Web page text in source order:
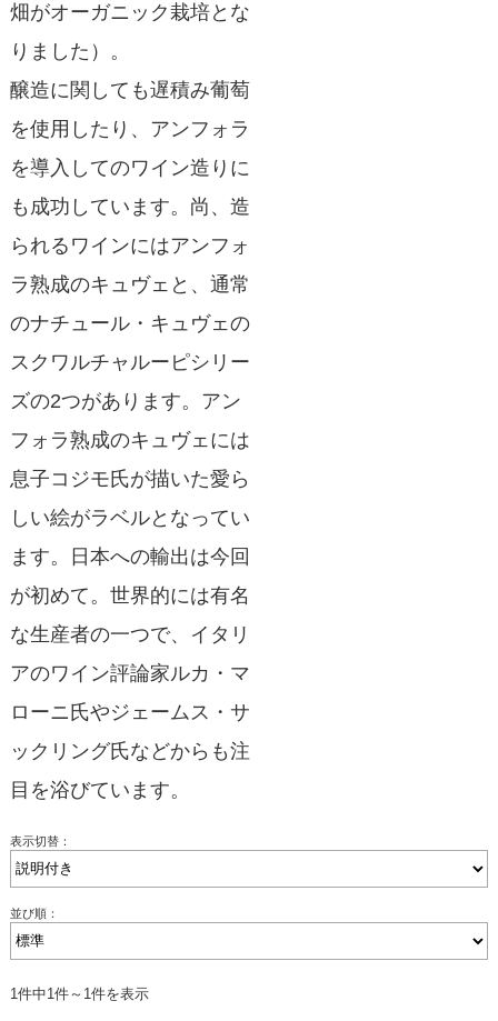
畑がオーガニック栽培とな
りました）。
醸造に関しても遅積み葡萄
を使用したり、アンフォラ
を導入してのワイン造りに
も成功しています。尚、造
られるワインにはアンフォ
ラ熟成のキュヴェと、通常
のナチュール・キュヴェの
スクワルチャルーピシリー
ズの2つがあります。アン
フォラ熟成のキュヴェには
息子コジモ氏が描いた愛ら
しい絵がラベルとなってい
ます。日本への輸出は今回
が初めて。世界的には有名
な生産者の一つで、イタリ
アのワイン評論家ルカ・マ
ローニ氏やジェームス・サ
ックリング氏などからも注
目を浴びています。
表示切替：
並び順：
1件中1件～1件を表示